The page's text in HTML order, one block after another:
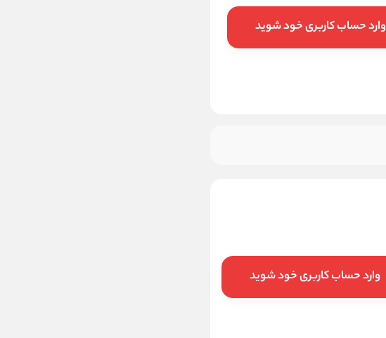
وارد حساب کاربری خود شوید
وارد حساب کاربری خود شوید